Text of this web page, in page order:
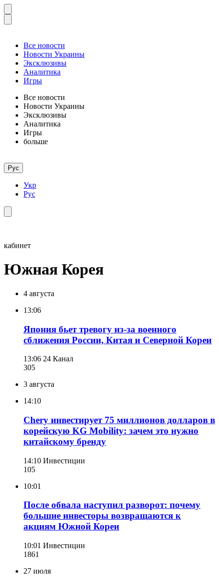
Все новости
Новости Украины
Эксклюзивы
Аналитика
Игры
Все новости
Новости Украины
Эксклюзивы
Аналитика
Игры
больше
Рус
Укр
Рус
кабинет
Южная Корея
4 августа
13:06
Япония бьет тревогу из-за военного
сближения России, Китая и Северной Кореи
13:06 24 Канал
305
3 августа
14:10
Chery инвестирует 75 миллионов долларов в
корейскую KG Mobility: зачем это нужно
китайскому бренду
14:10 Инвестиции
105
10:01
После обвала наступил разворот: почему
большие инвесторы возвращаются к
акциям Южной Кореи
10:01 Инвестиции
1861
27 июля